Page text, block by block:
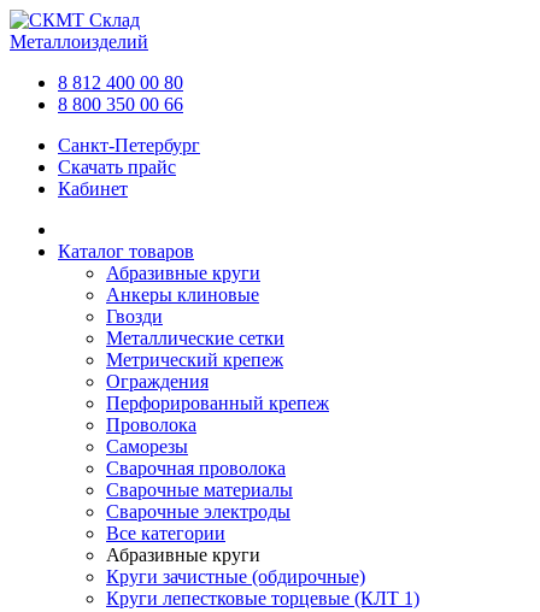
Склад
Металлоизделий
8 812 400 00 80
8 800 350 00 66
Санкт-Петербург
Скачать прайс
Кабинет
Каталог товаров
Абразивные круги
Анкеры клиновые
Гвозди
Металлические сетки
Метрический крепеж
Ограждения
Перфорированный крепеж
Проволока
Саморезы
Сварочная проволока
Сварочные материалы
Сварочные электроды
Все категории
Абразивные круги
Круги зачистные (обдирочные)
Круги лепестковые торцевые (КЛТ 1)